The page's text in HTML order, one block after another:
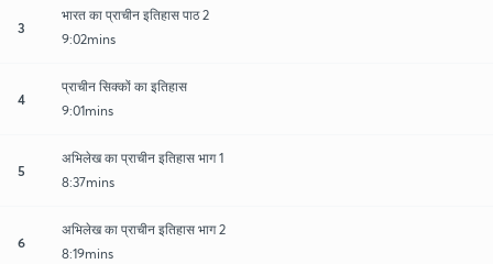
3
भारत का प्राचीन इतिहास पाठ 2
9:02mins
4
प्राचीन सिक्कों का इतिहास
9:01mins
5
अभिलेख का प्राचीन इतिहास भाग 1
8:37mins
6
अभिलेख का प्राचीन इतिहास भाग 2
8:19mins